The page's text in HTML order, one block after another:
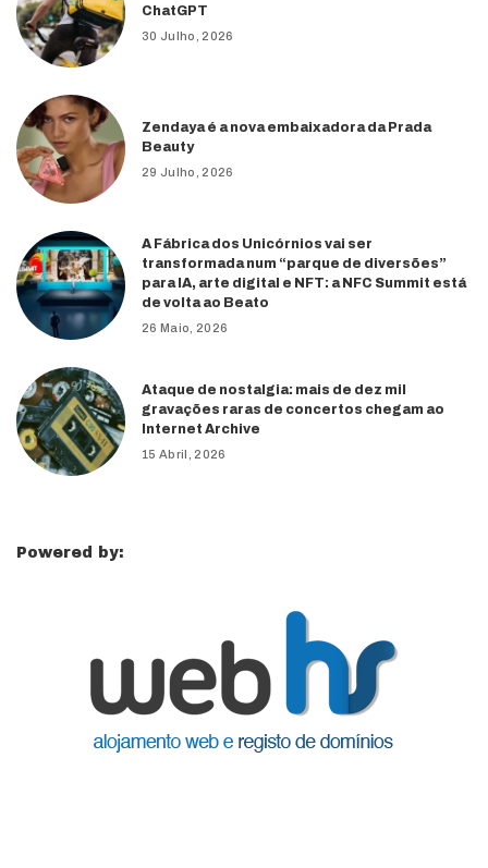
ChatGPT
30 Julho, 2026
Zendaya é a nova embaixadora da Prada
Beauty
29 Julho, 2026
A Fábrica dos Unicórnios vai ser
transformada num “parque de diversões”
para IA, arte digital e NFT: a NFC Summit está
de volta ao Beato
26 Maio, 2026
Ataque de nostalgia: mais de dez mil
gravações raras de concertos chegam ao
Internet Archive
15 Abril, 2026
Powered by: